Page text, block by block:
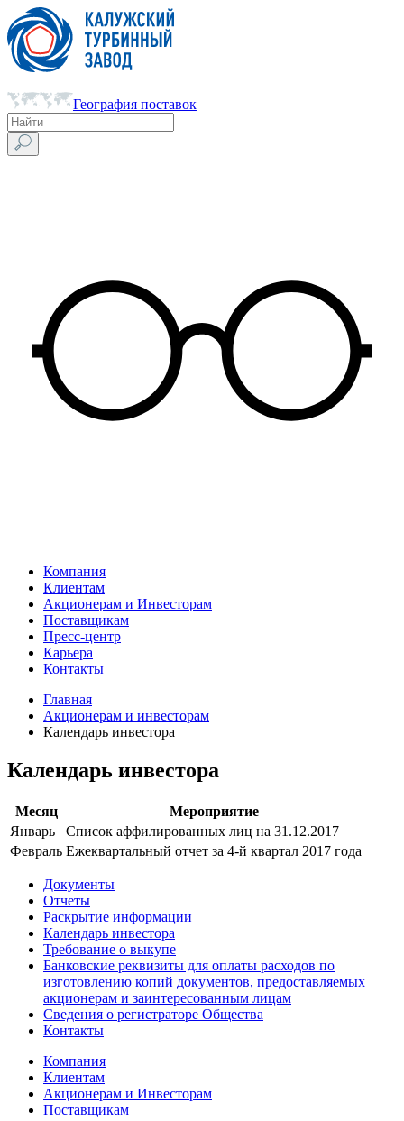
География поставок
Компания
Клиентам
Акционерам и Инвесторам
Поставщикам
Пресс-центр
Карьера
Контакты
Главная
Акционерам и инвесторам
Календарь инвестора
Календарь инвестора
Месяц
Мероприятие
Январь
Список аффилированных лиц на 31.12.2017
Февраль Ежеквартальный отчет за 4-й квартал 2017 года
Документы
Отчеты
Раскрытие информации
Календарь инвестора
Требование о выкупе
Банковские реквизиты для оплаты расходов по
изготовлению копий документов, предоставляемых
акционерам и заинтересованным лицам
Сведения о регистраторе Общества
Контакты
Компания
Клиентам
Акционерам и Инвесторам
Поставщикам